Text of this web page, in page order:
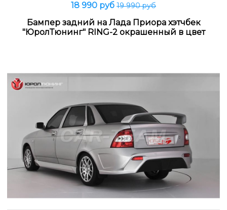
18 990 руб 19 990 руб
Бампер задний на Лада Приора хэтчбек
"ЮролТюнинг" RING-2 окрашенный в цвет